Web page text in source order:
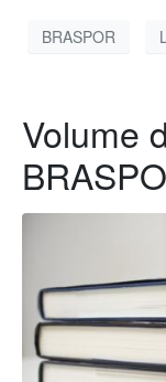
BRASPOR
Volume